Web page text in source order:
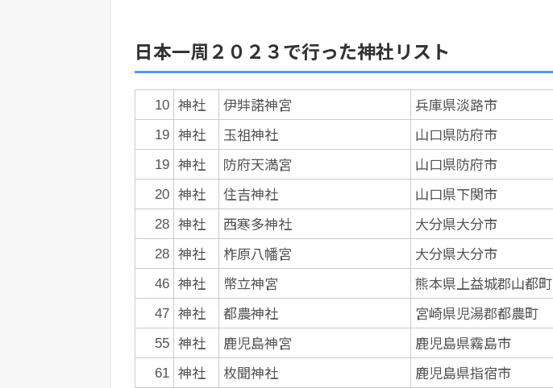
日本一周２０２３で行った神社リスト
10 神社 伊弉諾神宮 兵庫県淡路市
19 神社 玉祖神社 山口県防府市
19 神社 防府天満宮 山口県防府市
20 神社 住吉神社 山口県下関市
28 神社 西寒多神社 大分県大分市
28 神社 柞原八幡宮 大分県大分市
46 神社 幣立神宮 熊本県上益城郡山都町
47 神社 都農神社 宮崎県児湯郡都農町
55 神社 鹿児島神宮 鹿児島県霧島市
61 神社 枚聞神社 鹿児島県指宿市